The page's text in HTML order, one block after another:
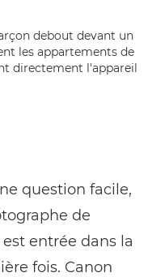
question facile,
de
est entrée dans la
fois. Canon